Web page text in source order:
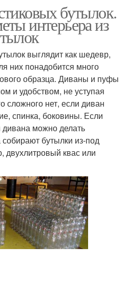
бутылок.
интерьера из
выглядит как шедевр,
них понадобится много
образца. Диваны и пуфы
и удобством, не уступая
сложного нет, если диван
спинка, боковины. Если
дивана можно делать
бутылки из-под
двухлитровый квас или